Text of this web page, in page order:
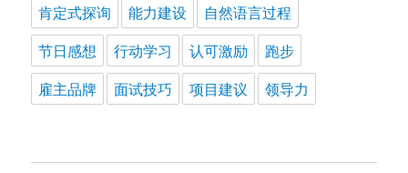
肯定式探询
能力建设
自然语言过程
节日感想
行动学习 认可激励
跑步
雇主品牌
面试技巧 项目建议 领导力